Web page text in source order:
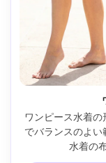
ワンピース水着
でバランスのよい
水着の